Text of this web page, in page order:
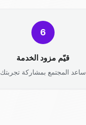
6
قيّم مزود الخدمة
ساعد المجتمع بمشاركة تجربتك